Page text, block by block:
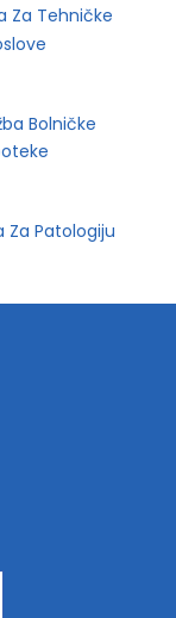
Za Tehničke
Bolničke
Za Patologiju